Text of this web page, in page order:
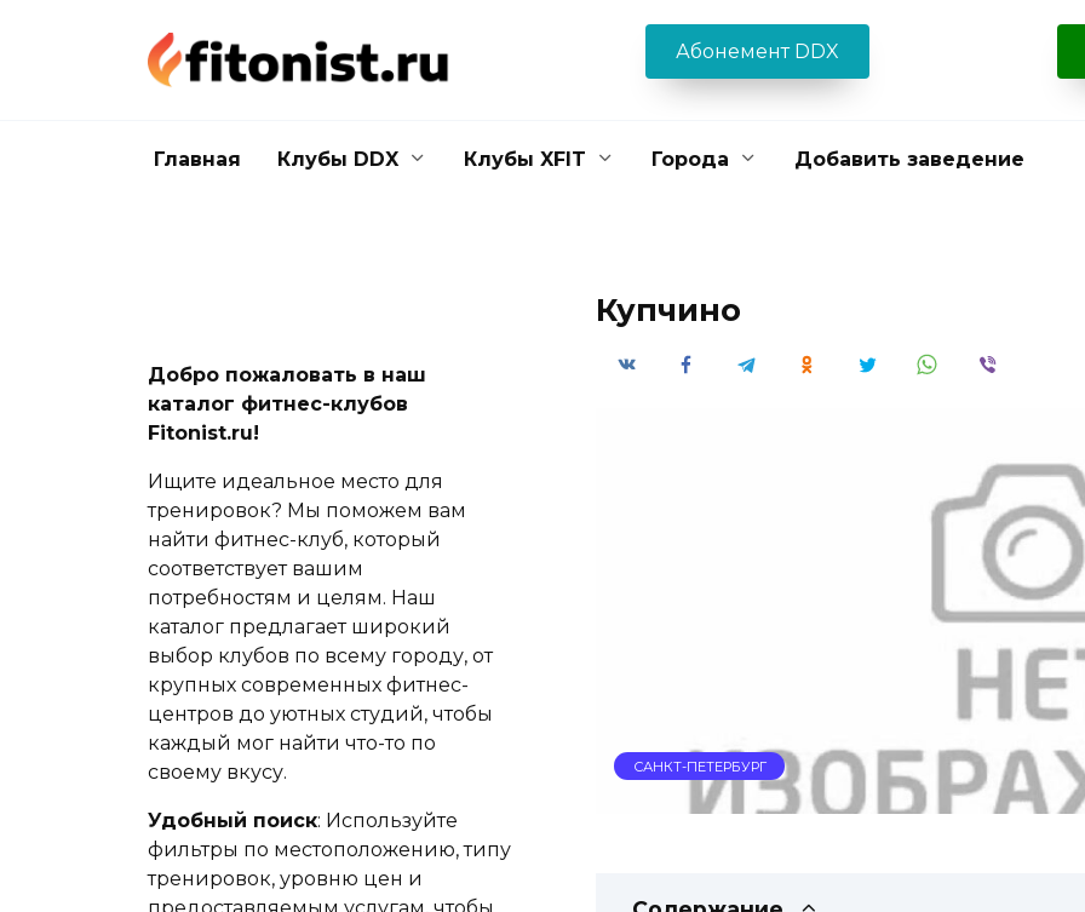
Абонемент DDX
Главная Клубы DDX Клубы XFIT Города Добавить заведение
Купчино
САНКТ-ПЕТЕРБУРГ
Добро пожаловать в наш
каталог фитнес-клубов
Fitonist.ru!
Ищите идеальное место для
тренировок? Мы поможем вам
найти фитнес-клуб, который
соответствует вашим
потребностям и целям. Наш
каталог предлагает широкий
выбор клубов по всему городу, от
крупных современных фитнес-
центров до уютных студий, чтобы
каждый мог найти что-то по
своему вкусу.
Удобный поиск: Используйте
фильтры по местоположению, типу
тренировок, уровню цен и